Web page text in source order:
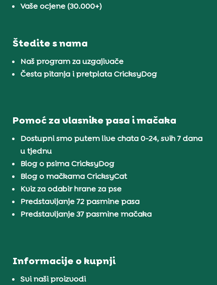
Vaše ocjene (30.000+)
Štedite s nama
Naš program za uzgajivače
Česta pitanja i pretplata CricksyDog
Pomoć za vlasnike pasa i mačaka
Dostupni smo putem live chata 0-24, svih 7 dana
u tjednu
Blog o psima CricksyDog
Blog o mačkama CricksyCat
Kviz za odabir hrane za pse
Predstavljanje 72 pasmine pasa
Predstavljanje 37 pasmine mačaka
Informacije o kupnji
Svi naši proizvodi